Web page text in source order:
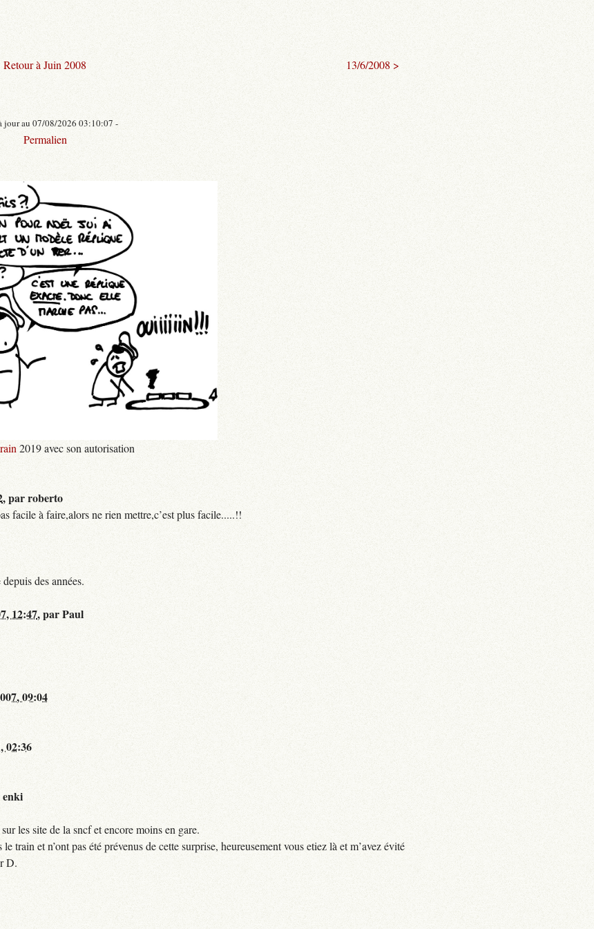
Retour à Juin 2008 13/6/2008 >
jour au 07/08/2026 03:10:07 -
Permalien
2019 avec son autorisation
,parroberto
facile à faire,alors ne rien mettre,c’est plus facile.....!!
des années.
12:47,parPaul
09:04
02:36
enki
les site de la sncf et encore moins en gare.
train et n’ont pas été prévenus de cette surprise, heureusement vous etiez là et m’avez évité
D.